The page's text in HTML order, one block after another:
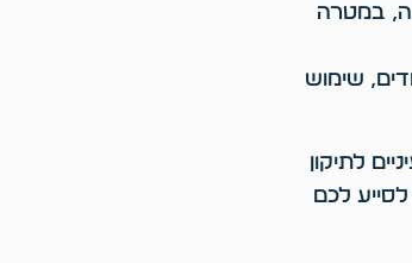
במטרה
שימוש
לתיקון
לכם